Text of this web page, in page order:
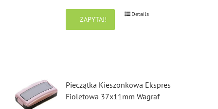
ZAPYTAJ!
Details
Pieczątka Kieszonkowa Ekspres
Fioletowa 37x11mm Wagraf